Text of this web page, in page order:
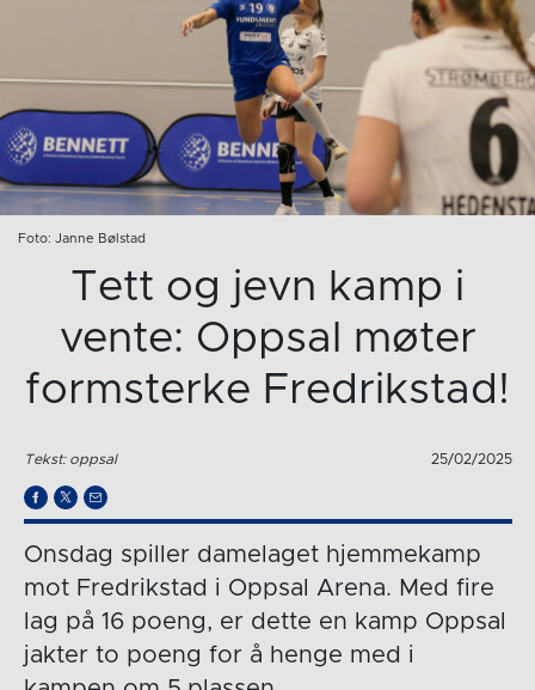
Foto: Janne Bølstad
Tett og jevn kamp i
vente: Oppsal møter
formsterke Fredrikstad!
Tekst: oppsal 25/02/2025
Onsdag spiller damelaget hjemmekamp
mot Fredrikstad i Oppsal Arena. Med fire
lag på 16 poeng, er dette en kamp Oppsal
jakter to poeng for å henge med i